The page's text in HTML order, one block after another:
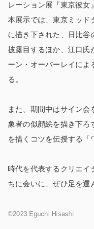
レーション展『東京彼女
本展示では、東京ミッド
に描き下された、日比谷
披露目するほか、江口氏
ーン・オーバーレイによ
る。
また、期間中はサイン
象者の似顔絵を描き下ろ
を描くコツを伝授する「
時代を代表するクリエイ
ちに会いに、ぜひ足を運
©2023 Eguchi Hisashi